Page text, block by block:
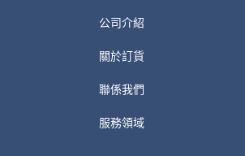
公司介紹
關於訂貨
聯係我們
服務領域